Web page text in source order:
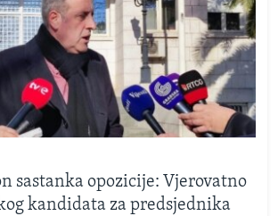
sastanka opozicije: Vjerovatno
kandidata za predsjednika